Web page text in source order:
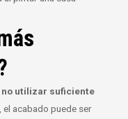
no utilizar suficiente
el acabado puede ser